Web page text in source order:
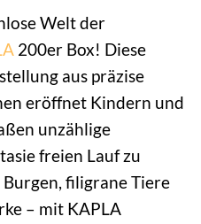
Welt der
200er Box! Diese
aus präzise
eröffnet Kindern und
unzählige
freien Lauf zu
Burgen, filigrane Tiere
– mit KAPLA